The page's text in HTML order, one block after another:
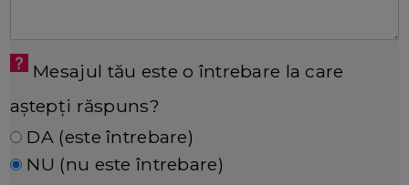
Mesajul tău este o întrebare la care
aștepți răspuns?
DA (este întrebare)
NU (nu este întrebare)